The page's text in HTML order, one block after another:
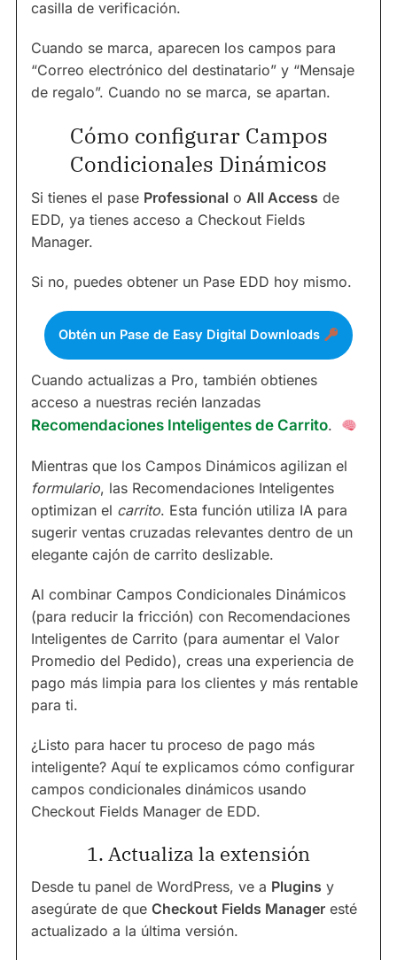
casilla de verificación.
Cuando se marca, aparecen los campos para
“Correo electrónico del destinatario” y “Mensaje
de regalo”. Cuando no se marca, se apartan.
Cómo configurar Campos
Condicionales Dinámicos
Si tienes el pase Professional o All Access de
EDD, ya tienes acceso a Checkout Fields
Manager.
Si no, puedes obtener un Pase EDD hoy mismo.
Obtén un Pase de Easy Digital Downloads
Cuando actualizas a Pro, también obtienes
acceso a nuestras recién lanzadas
Recomendaciones Inteligentes de Carrito.
Mientras que los Campos Dinámicos agilizan el
formulario, las Recomendaciones Inteligentes
optimizan el carrito. Esta función utiliza IA para
sugerir ventas cruzadas relevantes dentro de un
elegante cajón de carrito deslizable.
Al combinar Campos Condicionales Dinámicos
(para reducir la fricción) con Recomendaciones
Inteligentes de Carrito (para aumentar el Valor
Promedio del Pedido), creas una experiencia de
pago más limpia para los clientes y más rentable
para ti.
¿Listo para hacer tu proceso de pago más
inteligente? Aquí te explicamos cómo configurar
campos condicionales dinámicos usando
Checkout Fields Manager de EDD.
1. Actualiza la extensión
Desde tu panel de WordPress, ve a Plugins y
asegúrate de que Checkout Fields Manager esté
actualizado a la última versión.